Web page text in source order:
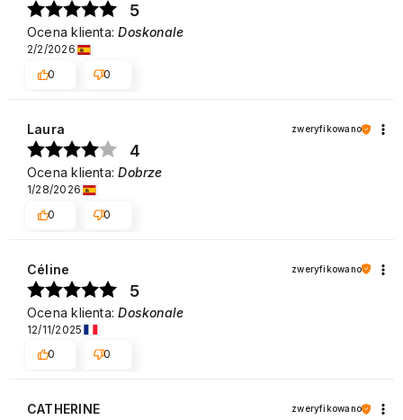
5
Ocena klienta:Doskonale
2/2/2026
0
0
Laura zweryfikowano
4
Ocena klienta:Dobrze
1/28/2026
0
0
Céline zweryfikowano
5
Ocena klienta:Doskonale
12/11/2025
0
0
CATHERINE zweryfikowano